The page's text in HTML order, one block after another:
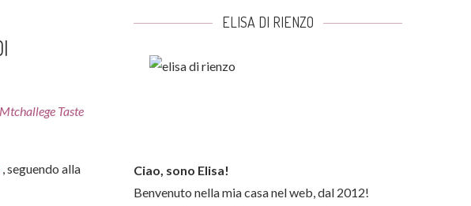
Mtchallege Taste
, seguendo alla
ELISA DI RIENZO
Ciao, sono Elisa!
Benvenuto nella mia casa nel web, dal 2012!